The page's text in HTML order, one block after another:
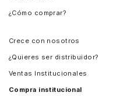
¿Cómo comprar?
Crece con nosotros
¿Quieres ser distribuidor?
Ventas Institucionales
Compra institucional